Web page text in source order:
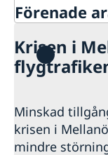
Förenade
Hjälp till
arabemiraten
Akut hjälp
Ekonomiskt
Om du blir sjuk
Pass utomlands
Ansökan om
Ambassadens
Aktuella
Allmänna
Om olyckan är
Service för
Handel med
Anmäla
Krisen i
Minskad
krisen i
mindre